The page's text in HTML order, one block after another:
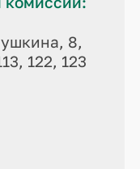
8,
122, 123